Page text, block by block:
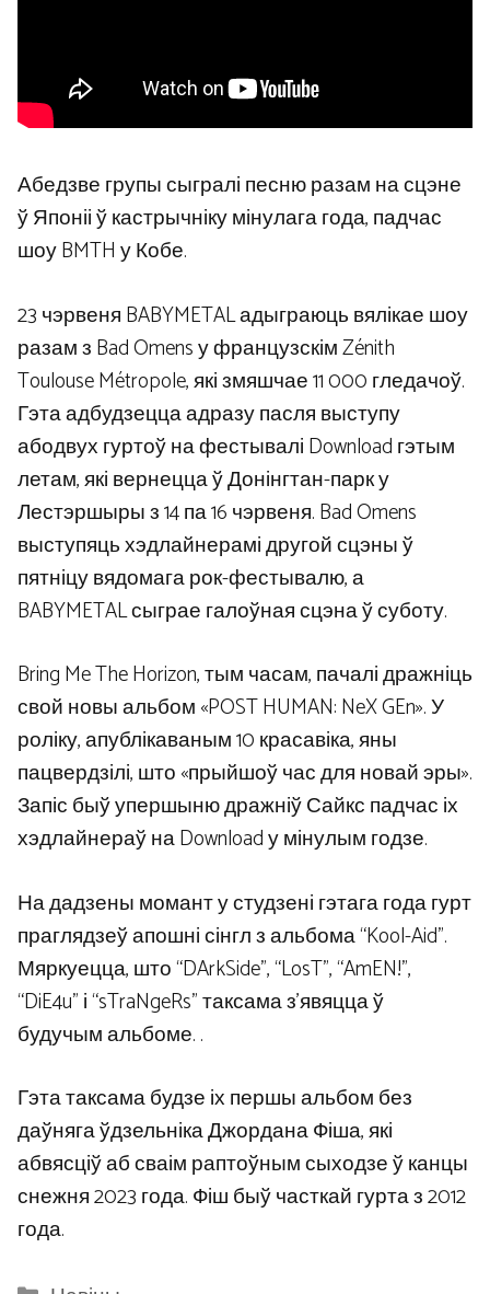
Абедзве групы сыгралі песню разам на сцэне
ў Японіі ў кастрычніку мінулага года, падчас
шоу BMTH у Кобе.
23 чэрвеня BABYMETAL адыграюць вялікае шоу
разам з Bad Omens у французскім Zénith
Toulouse Métropole, які змяшчае 11 000 гледачоў.
Гэта адбудзецца адразу пасля выступу
абодвух гуртоў на фестывалі Download гэтым
летам, які вернецца ў Донінгтан-парк у
Лестэршыры з 14 па 16 чэрвеня. Bad Omens
выступяць хэдлайнерамі другой сцэны ў
пятніцу вядомага рок-фестывалю, а
BABYMETAL сыграе галоўная сцэна ў суботу.
Bring Me The Horizon, тым часам, пачалі дражніць
свой новы альбом «POST HUMAN: NeX GEn». У
роліку, апублікаваным 10 красавіка, яны
пацвердзілі, што «прыйшоў час для новай эры».
Запіс быў упершыню дражніў Сайкс падчас іх
хэдлайнераў на Download у мінулым годзе.
На дадзены момант у студзені гэтага года гурт
праглядзеў апошні сінгл з альбома “Kool-Aid”.
Мяркуецца, што “DArkSide”, “LosT”, “AmEN!”,
“DiE4u” і “sTraNgeRs” таксама з'явяцца ў
будучым альбоме. .
Гэта таксама будзе іх першы альбом без
даўняга ўдзельніка Джордана Фіша, які
абвясціў аб сваім раптоўным сыходзе ў канцы
снежня 2023 года. Фіш быў часткай гурта з 2012
года.